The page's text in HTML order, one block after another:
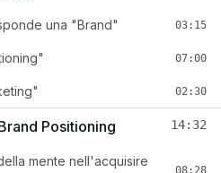
una "Brand" 03:15
07:00
02:30
Positioning 14:32
mente nell'acquisire
08:28